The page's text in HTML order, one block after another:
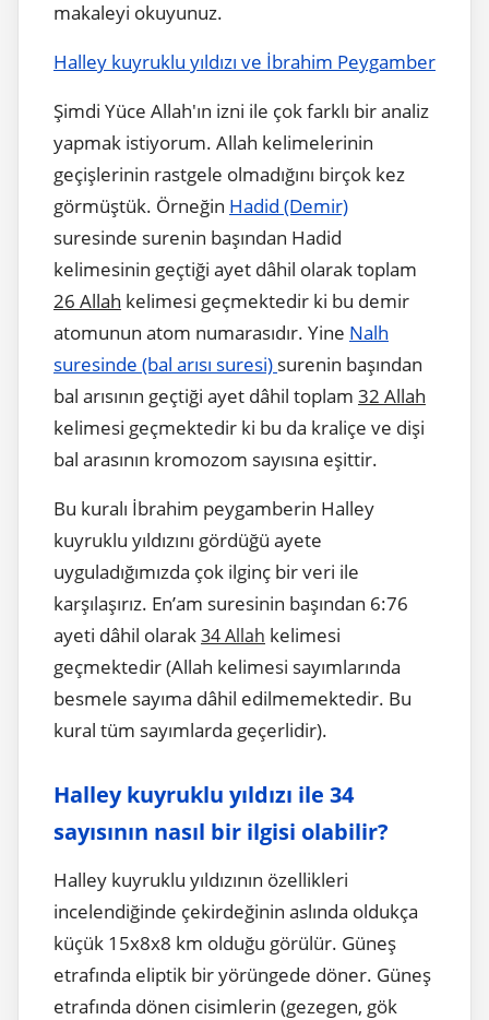
makaleyi okuyunuz.
Halley kuyruklu yıldızı ve İbrahim Peygamber
Şimdi Yüce Allah'ın izni ile çok farklı bir analiz
yapmak istiyorum. Allah kelimelerinin
geçişlerinin rastgele olmadığını birçok kez
görmüştük. Örneğin Hadid (Demir)
suresinde surenin başından Hadid
kelimesinin geçtiği ayet dâhil olarak toplam
26 Allah kelimesi geçmektedir ki bu demir
atomunun atom numarasıdır. Yine Nalh
suresinde (bal arısı suresi) surenin başından
bal arısının geçtiği ayet dâhil toplam 32 Allah
kelimesi geçmektedir ki bu da kraliçe ve dişi
bal arasının kromozom sayısına eşittir.
Bu kuralı İbrahim peygamberin Halley
kuyruklu yıldızını gördüğü ayete
uyguladığımızda çok ilginç bir veri ile
karşılaşırız. En’am suresinin başından 6:76
ayeti dâhil olarak34 Allah kelimesi
geçmektedir (Allah kelimesi sayımlarında
besmele sayıma dâhil edilmemektedir. Bu
kural tüm sayımlarda geçerlidir).
Halley kuyruklu yıldızı ile 34
sayısının nasıl bir ilgisi olabilir?
Halley kuyruklu yıldızının özellikleri
incelendiğinde çekirdeğinin aslında oldukça
küçük 15x8x8 km olduğu görülür. Güneş
etrafında eliptik bir yörüngede döner. Güneş
etrafında dönen cisimlerin (gezegen, gök